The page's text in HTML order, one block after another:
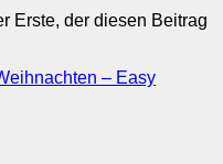
Erste, der diesen Beitrag
– Easy